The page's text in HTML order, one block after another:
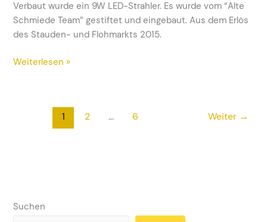
Verbaut wurde ein 9W LED-Strahler. Es wurde vom “Alte
Schmiede Team” gestiftet und eingebaut. Aus dem Erlös
des Stauden- und Flohmarkts 2015.
Weiterlesen »
1 2 … 6 Weiter →
Suchen